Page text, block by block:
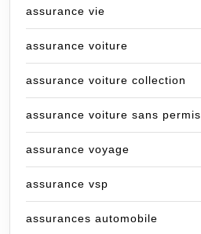
assurance vie
assurance voiture
assurance voiture collection
assurance voiture sans permis
assurance voyage
assurance vsp
assurances automobile